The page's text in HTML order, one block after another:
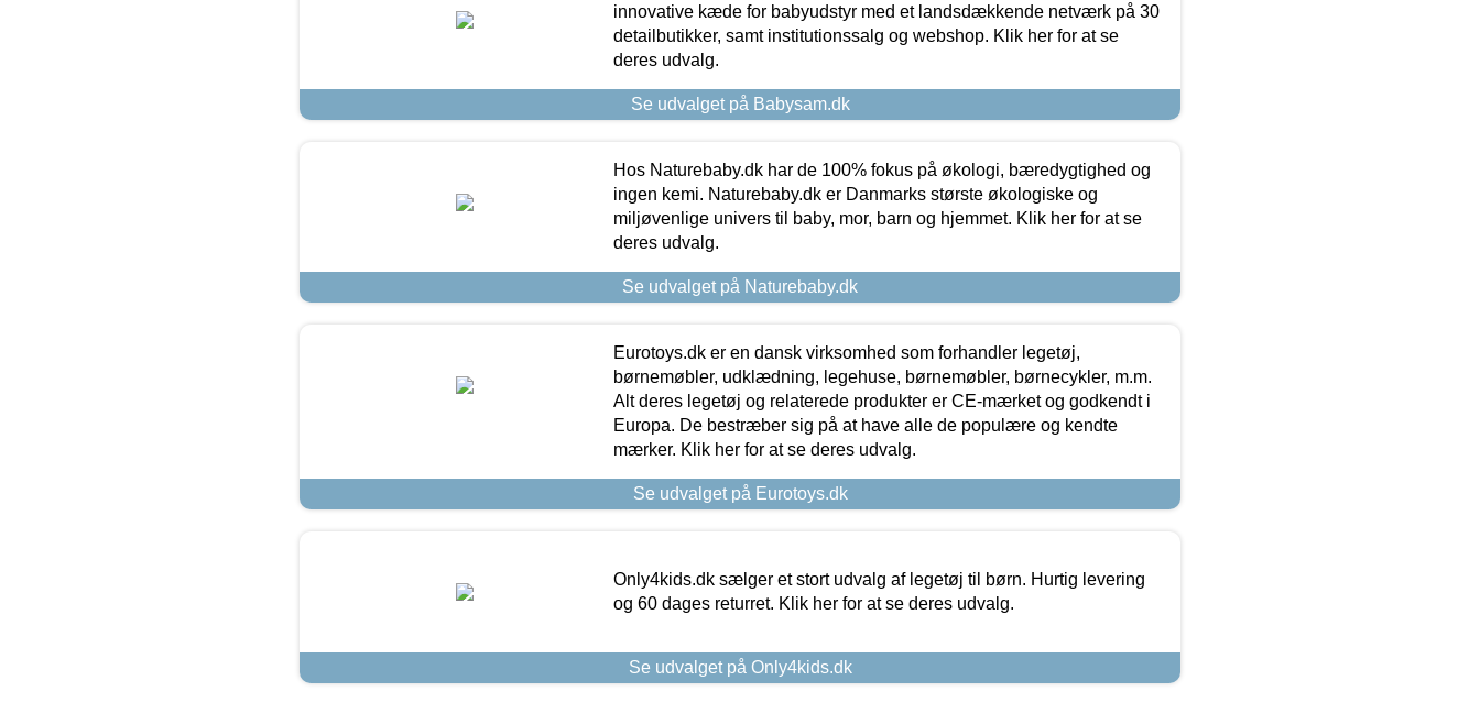
innovative kæde for babyudstyr med et landsdækkende netværk på 30
detailbutikker, samt institutionssalg og webshop. Klik her for at se
deres udvalg.
Se udvalget på Babysam.dk
Hos Naturebaby.dk har de 100% fokus på økologi, bæredygtighed og
ingen kemi. Naturebaby.dk er Danmarks største økologiske og
miljøvenlige univers til baby, mor, barn og hjemmet. Klik her for at se
deres udvalg.
Se udvalget på Naturebaby.dk
Eurotoys.dk er en dansk virksomhed som forhandler legetøj,
børnemøbler, udklædning, legehuse, børnemøbler, børnecykler, m.m.
Alt deres legetøj og relaterede produkter er CE-mærket og godkendt i
Europa. De bestræber sig på at have alle de populære og kendte
mærker. Klik her for at se deres udvalg.
Se udvalget på Eurotoys.dk
Only4kids.dk sælger et stort udvalg af legetøj til børn. Hurtig levering
og 60 dages returret. Klik her for at se deres udvalg.
Se udvalget på Only4kids.dk